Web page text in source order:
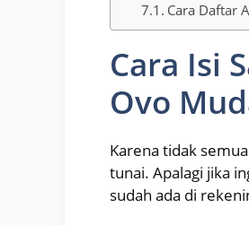
Cara Daftar
Cara Isi
Ovo
Karena tidak
tunai. Apalagi jika
sudah ada di